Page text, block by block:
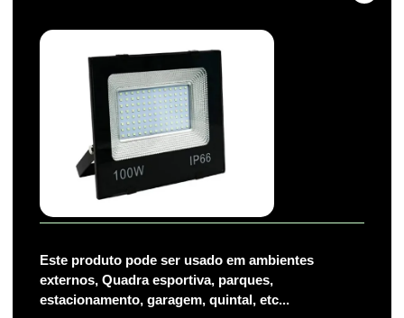
Este produto pode ser usado em ambientes
externos, Quadra esportiva, parques,
estacionamento, garagem, quintal, etc...